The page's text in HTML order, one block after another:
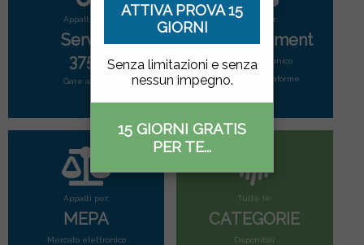
ATTIVA PROVA 15
GIORNI
Senza limitazioni e senza
nessun impegno.
15 GIORNI GRATIS
PER TE...
Appalti per:
Servizi
3752
Gare attive
Appalti per:
E-Procurement
Mercato elettonico
di tutte le piattaforme
Appalti per:
MEPA
Mercato elettronico
Tutte le:
CATEGORIE
Disponibili